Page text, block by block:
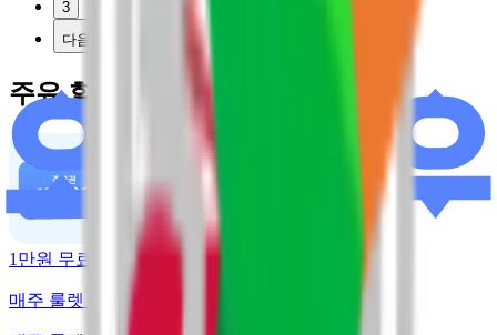
3
다음
주유 할인 혜택
1만원 무료주유
매주 룰렛 돌리고 주유권 받기